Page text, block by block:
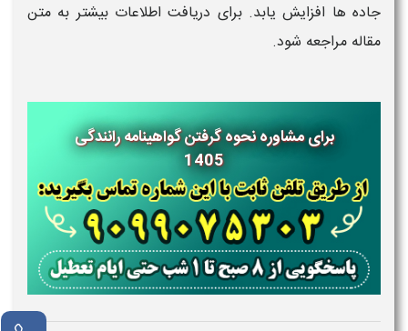
جاده‌ ها افزایش یابد. برای دریافت اطلاعات بیشتر به متن
مقاله مراجعه شود.
برای مشاوره نحوه گرفتن گواهینامه رانندگی
1405